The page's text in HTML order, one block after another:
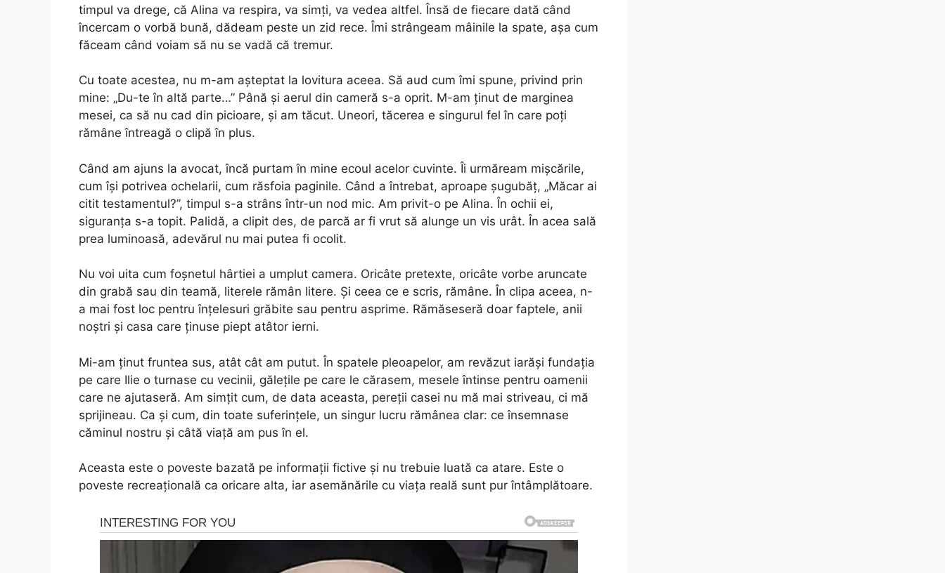
timpul va drege, că Alina va respira, va simți, va vedea altfel. Însă de fiecare dată când
încercam o vorbă bună, dădeam peste un zid rece. Îmi strângeam mâinile la spate, așa cum
făceam când voiam să nu se vadă că tremur.
Cu toate acestea, nu m-am așteptat la lovitura aceea. Să aud cum îmi spune, privind prin
mine: „Du-te în altă parte…” Până și aerul din cameră s-a oprit. M-am ținut de marginea
mesei, ca să nu cad din picioare, și am tăcut. Uneori, tăcerea e singurul fel în care poți
rămâne întreagă o clipă în plus.
Când am ajuns la avocat, încă purtam în mine ecoul acelor cuvinte. Îi urmăream mișcările,
cum își potrivea ochelarii, cum răsfoia paginile. Când a întrebat, aproape șugubăț, „Măcar ai
citit testamentul?”, timpul s-a strâns într-un nod mic. Am privit-o pe Alina. În ochii ei,
siguranța s-a topit. Palidă, a clipit des, de parcă ar fi vrut să alunge un vis urât. În acea sală
prea luminoasă, adevărul nu mai putea fi ocolit.
Nu voi uita cum foșnetul hârtiei a umplut camera. Oricâte pretexte, oricâte vorbe aruncate
din grabă sau din teamă, literele rămân litere. Și ceea ce e scris, rămâne. În clipa aceea, n-
a mai fost loc pentru înțelesuri grăbite sau pentru asprime. Rămăseseră doar faptele, anii
noștri și casa care ținuse piept atâtor ierni.
Mi-am ținut fruntea sus, atât cât am putut. În spatele pleoapelor, am revăzut iarăși fundația
pe care Ilie o turnase cu vecinii, gălețile pe care le cărasem, mesele întinse pentru oamenii
care ne ajutaseră. Am simțit cum, de data aceasta, pereții casei nu mă mai striveau, ci mă
sprijineau. Ca și cum, din toate suferințele, un singur lucru rămânea clar: ce însemnase
căminul nostru și câtă viață am pus în el.
Aceasta este o poveste bazată pe informații fictive și nu trebuie luată ca atare. Este o
poveste recreațională ca oricare alta, iar asemănările cu viața reală sunt pur întâmplătoare.